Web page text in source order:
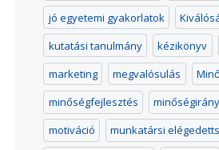
jó egyetemi gyakorlatok
kutatási tanulmány
kézikönyv
marketing
megvalósulás
minőségfejlesztés
motiváció
munkatársi